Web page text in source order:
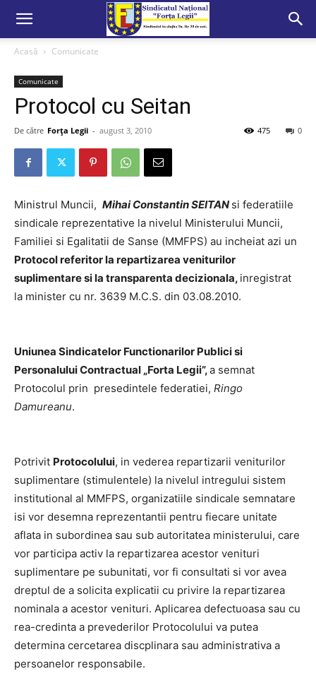
Acasă Comunicate
Comunicate
Protocol cu Seitan
De către Forța Legii - august 3, 2010 0
475
Ministrul Muncii, Mihai Constantin SEITAN si federatiile
sindicale reprezentative la nivelul Ministerului Muncii,
Familiei si Egalitatii de Sanse (MMFPS) au incheiat azi un
Protocol referitor la repartizarea veniturilor
suplimentare si la transparenta decizionala, inregistrat
la minister cu nr. 3639 M.C.S. din 03.08.2010.
Uniunea Sindicatelor Functionarilor Publici si
Personalului Contractual „Forta Legii”,a semnat
Protocolul prin presedintele federatiei, Ringo
Damureanu.
Potrivit Protocolului, in vederea repartizarii veniturilor
suplimentare (stimulentele) la nivelul intregului sistem
institutional al MMFPS, organizatiile sindicale semnatare
isi vor desemna reprezentantii pentru fiecare unitate
aflata in subordinea sau sub autoritatea ministerului, care
vor participa activ la repartizarea acestor venituri
suplimentare pe subunitati, vor fi consultati si vor avea
dreptul de a solicita explicatii cu privire la repartizarea
nominala a acestor venituri. Aplicarea defectuoasa sau cu
rea-credinta a prevederilor Protocolului va putea
determina cercetarea discplinara sau administrativa a
persoanelor responsabile.